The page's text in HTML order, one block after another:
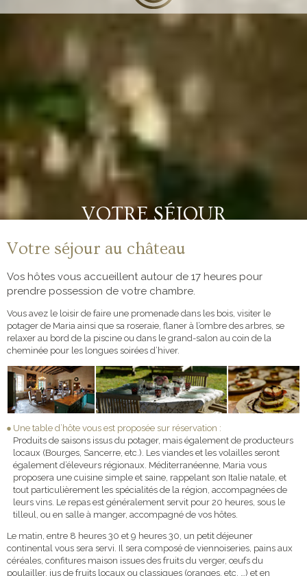
VOTRE SÉJOUR
Votre séjour au château
Vos hôtes vous accueillent autour de 17 heures pour
prendre possession de votre chambre.
Vous avez le loisir de faire une promenade dans les bois, visiter le
potager de Maria ainsi que sa roseraie, flaner à l’ombre des arbres, se
relaxer au bord de la piscine ou dans le grand-salon au coin de la
cheminée pour les longues soirées d’hiver.
Une table d’hôte vous est proposée sur réservation :
Produits de saisons issus du potager, mais également de producteurs
locaux (Bourges, Sancerre, etc.). Les viandes et les volailles seront
également d’éleveurs régionaux. Méditerranéenne, Maria vous
proposera une cuisine simple et saine, rappelant son Italie natale, et
tout particulièrement les spécialités de la région, accompagnées de
leurs vins. Le repas est généralement servit pour 20 heures, sous le
tilleul, ou en salle à manger, accompagné de vos hôtes.
Le matin, entre 8 heures 30 et 9 heures 30, un petit déjeuner
continental vous sera servi. Il sera composé de viennoiseries, pains aux
céréales, confitures maison issues des fruits du verger, œufs du
poulailler, jus de fruits locaux ou classiques (oranges, etc. …) et en